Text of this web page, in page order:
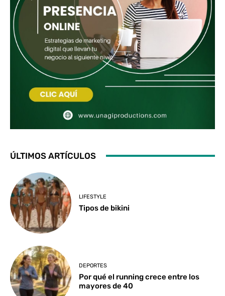
ÚLTIMOS ARTÍCULOS
LIFESTYLE
Tipos de bikini
DEPORTES
Por qué el running crece entre los
mayores de 40